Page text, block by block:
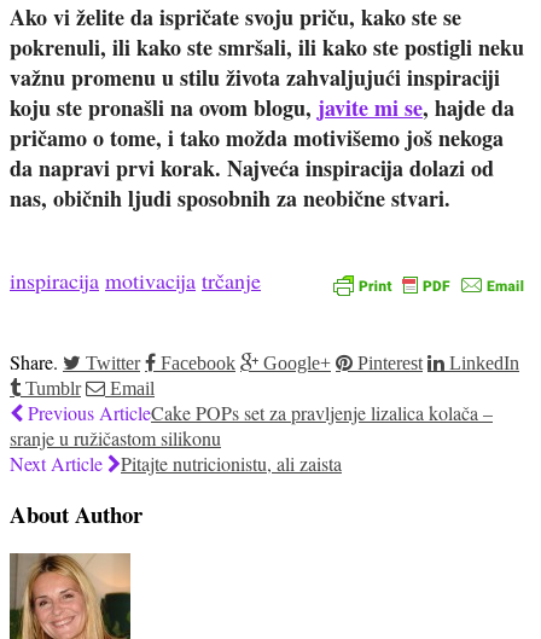
Ako vi želite da ispričate svoju priču, kako ste se
pokrenuli, ili kako ste smršali, ili kako ste postigli neku
važnu promenu u stilu života zahvaljujući inspiraciji
koju ste pronašli na ovom blogu, javite mi se, hajde da
pričamo o tome, i tako možda motivišemo još nekoga
da napravi prvi korak. Najveća inspiracija dolazi od
nas, običnih ljudi sposobnih za neobične stvari.
inspiracija motivacija trčanje
Share. Twitter Facebook Google+ Pinterest
LinkedIn
Tumblr
Email
Previous ArticleCake POPs set za pravljenje lizalica kolača –
sranje u ružičastom silikonu
Next Article
Pitajte nutricionistu, ali zaista
About Author